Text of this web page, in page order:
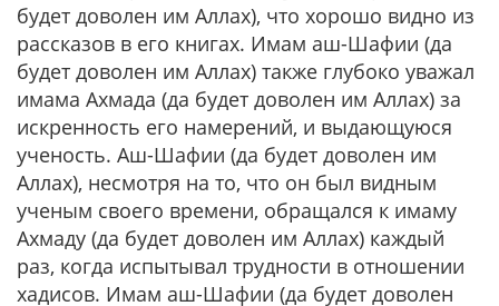
будет доволен им Аллах), что хорошо видно из
рассказов в его книгах. Имам аш-Шафии (да
будет доволен им Аллах) также глубоко уважал
имама Ахмада (да будет доволен им Аллах) за
искренность его намерений, и выдающуюся
ученость. Аш-Шафии (да будет доволен им
Аллах), несмотря на то, что он был видным
ученым своего времени, обращался к имаму
Ахмаду (да будет доволен им Аллах) каждый
раз, когда испытывал трудности в отношении
хадисов. Имам аш-Шафии (да будет доволен